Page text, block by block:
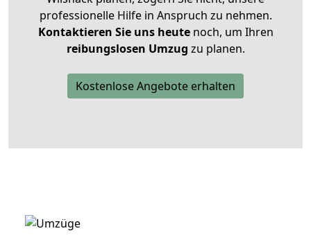
professionelle Hilfe in Anspruch zu nehmen.
Kontaktieren Sie uns heutenoch, um Ihren
reibungslosen Umzug zu planen.
Kostenlose Angebote erhalten